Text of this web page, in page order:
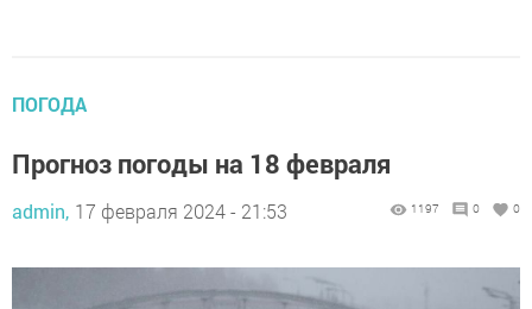
ПОГОДА
Прогноз погоды на 18 февраля
admin, 17 февраля 2024 - 21:53 1197 0 0